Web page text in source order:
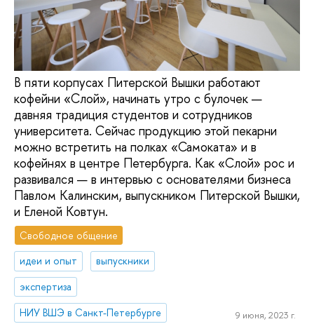
В пяти корпусах Питерской Вышки работают
кофейни «Слой», начинать утро с булочек —
давняя традиция студентов и сотрудников
университета. Сейчас продукцию этой пекарни
можно встретить на полках «Самоката» и в
кофейнях в центре Петербурга. Как «Слой» рос и
развивался — в интервью с основателями бизнеса
Павлом Калинским, выпускником Питерской Вышки,
и Еленой Ковтун.
Свободное общение
идеи и опыт
выпускники
экспертиза
НИУ ВШЭ в Санкт-Петербурге
9 июня, 2023 г.